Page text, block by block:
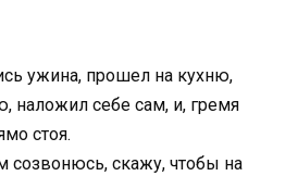
ужина, прошел на кухню,
наложил себе сам, и, гремя
стоя.
созвонюсь, скажу, чтобы на